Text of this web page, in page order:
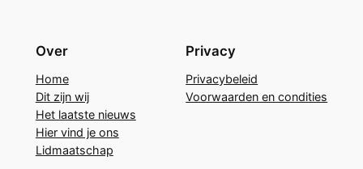
Over
Home
Dit zijn wij
Het laatste nieuws
Hier vind je ons
Lidmaatschap
Privacy
Privacybeleid
Voorwaarden en condities